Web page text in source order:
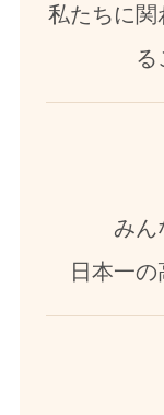
私たちに関
る
みん
日本一の